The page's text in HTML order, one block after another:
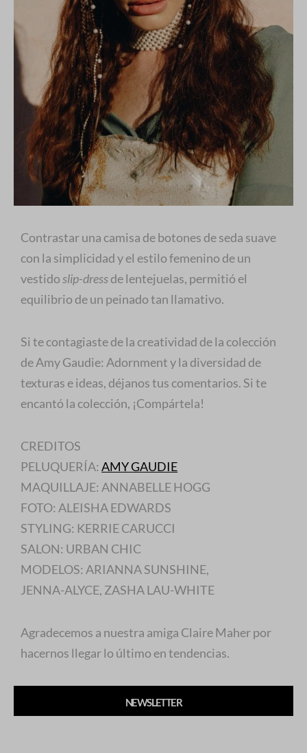
Contrastar una camisa de botones de seda suave
con la simplicidad y el estilo femenino de un
vestidoslip-dressde lentejuelas, permitió el
equilibrio de un peinado tan llamativo.
Si te contagiaste de la creatividad de la colección
de Amy Gaudie: Adornment y la diversidad de
texturas e ideas, déjanos tus comentarios. Si te
encantó la colección, ¡Compártela!
CREDITOS
PELUQUERÍA:AMY GAUDIE
MAQUILLAJE: ANNABELLE HOGG
FOTO: ALEISHA EDWARDS
STYLING: KERRIE CARUCCI
SALON: URBAN CHIC
MODELOS: ARIANNA SUNSHINE,
JENNA-ALYCE, ZASHA LAU-WHITE
Agradecemos a nuestra amiga Claire Maher por
hacernos llegar lo último en tendencias.
NEWSLETTER